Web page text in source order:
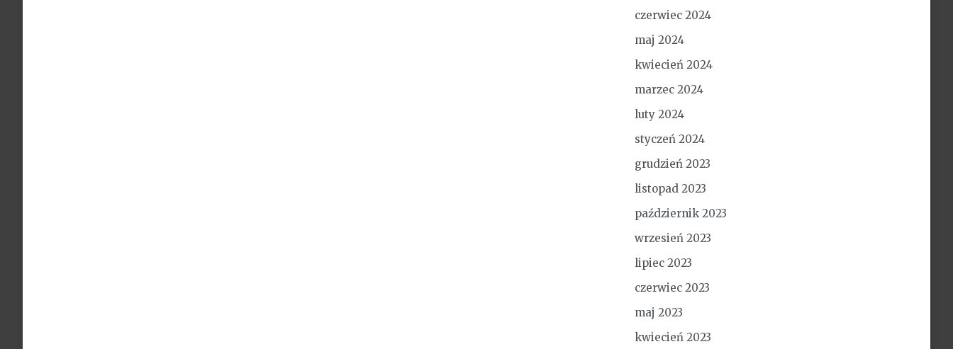
czerwiec 2024
maj 2024
kwiecień 2024
marzec 2024
luty 2024
styczeń 2024
grudzień 2023
listopad 2023
październik 2023
wrzesień 2023
lipiec 2023
czerwiec 2023
maj 2023
kwiecień 2023